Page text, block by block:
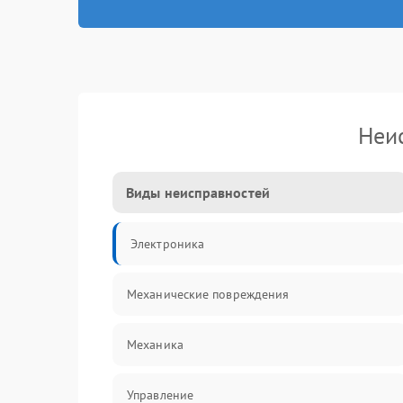
Виды неисправностей
Электроника
Механические повреждения
Механика
Управление